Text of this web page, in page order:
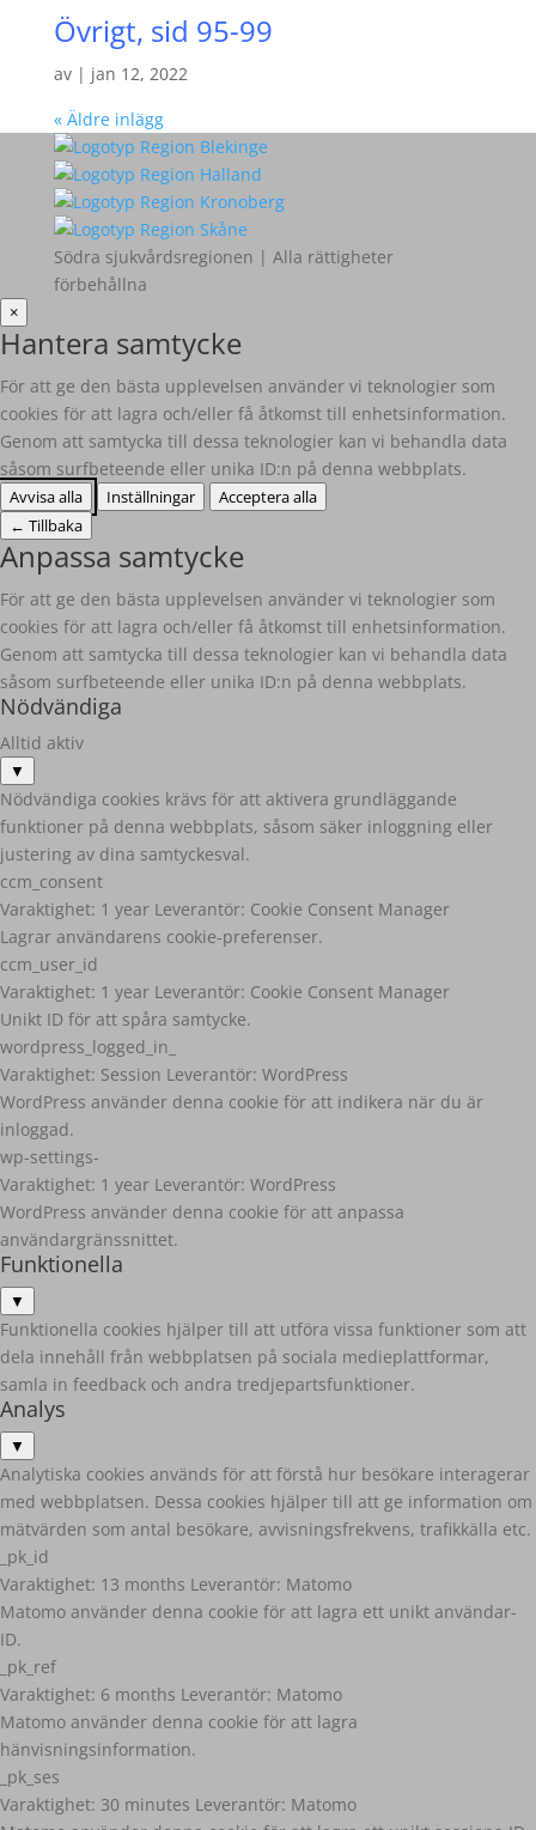
Övrigt, sid 95-99
av | jan 12, 2022
« Äldre inlägg
Södra sjukvårdsregionen | Alla rättigheter
förbehållna
×
Hantera samtycke
För att ge den bästa upplevelsen använder vi teknologier som
cookies för att lagra och/eller få åtkomst till enhetsinformation.
Genom att samtycka till dessa teknologier kan vi behandla data
såsom surfbeteende eller unika ID:n på denna webbplats.
Avvisa alla Inställningar
Acceptera alla
← Tillbaka
Anpassa samtycke
För att ge den bästa upplevelsen använder vi teknologier som
cookies för att lagra och/eller få åtkomst till enhetsinformation.
Genom att samtycka till dessa teknologier kan vi behandla data
såsom surfbeteende eller unika ID:n på denna webbplats.
Nödvändiga
Alltid aktiv
▼
Nödvändiga cookies krävs för att aktivera grundläggande
funktioner på denna webbplats, såsom säker inloggning eller
justering av dina samtyckesval.
ccm_consent
Varaktighet: 1 year Leverantör: Cookie Consent Manager
Lagrar användarens cookie-preferenser.
ccm_user_id
Varaktighet: 1 year Leverantör: Cookie Consent Manager
Unikt ID för att spåra samtycke.
wordpress_logged_in_
Varaktighet: Session Leverantör: WordPress
WordPress använder denna cookie för att indikera när du är
inloggad.
wp-settings-
Varaktighet: 1 year Leverantör: WordPress
WordPress använder denna cookie för att anpassa
användargränssnittet.
Funktionella
▼
Funktionella cookies hjälper till att utföra vissa funktioner som att
dela innehåll från webbplatsen på sociala medieplattformar,
samla in feedback och andra tredjepartsfunktioner.
Analys
▼
Analytiska cookies används för att förstå hur besökare interagerar
med webbplatsen. Dessa cookies hjälper till att ge information om
mätvärden som antal besökare, avvisningsfrekvens, trafikkälla etc.
_pk_id
Varaktighet: 13 months Leverantör: Matomo
Matomo använder denna cookie för att lagra ett unikt användar-
ID.
_pk_ref
Varaktighet: 6 months Leverantör: Matomo
Matomo använder denna cookie för att lagra
hänvisningsinformation.
_pk_ses
Varaktighet: 30 minutes Leverantör: Matomo